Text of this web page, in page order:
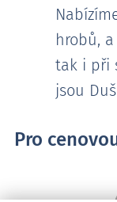
hrobů,
tak i při
jsou
Pro